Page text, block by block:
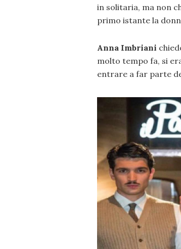
in solitaria, ma non
primo istante la
Anna Imbriani
molto tempo fa, si
entrare a far parte